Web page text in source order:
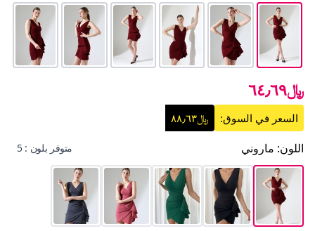
﷼٦٤٫٦٩
السعر في السوق: ﷼٨٨٫٦٣
اللون: ماروني متوفر بلون : 5